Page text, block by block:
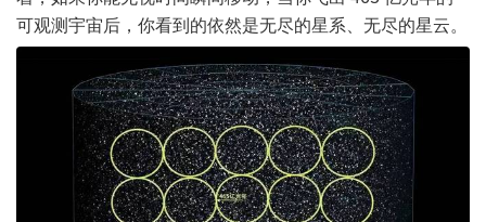
可观测宇宙后，你看到的依然是无尽的星系、无尽的星云。